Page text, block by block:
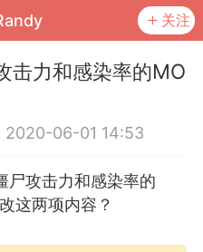
关注
击力和感染率的MO
2020-06-01 14:53
尸攻击力和感染率的
这两项内容？